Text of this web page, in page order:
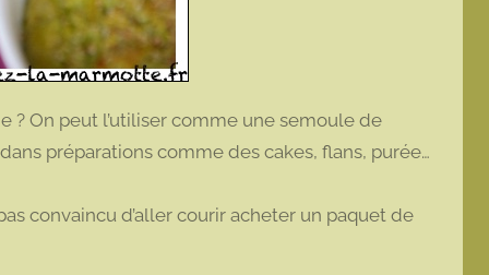
? On peut l’utiliser comme une semoule de
préparations comme des cakes, flans, purée…
convaincu d’aller courir acheter un paquet de